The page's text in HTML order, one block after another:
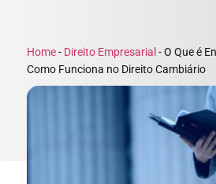
Home- Direito Empresarial -O Que é
Como Funciona no Direito Cambiário